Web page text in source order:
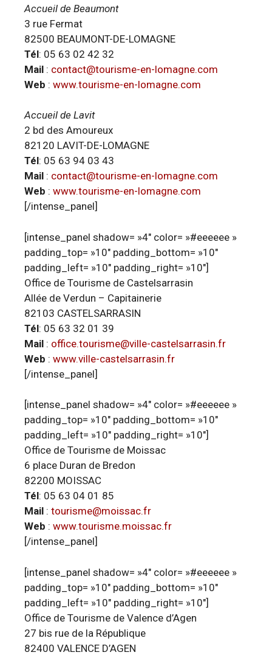
Accueil de Beaumont
3 rue Fermat
82500 BEAUMONT-DE-LOMAGNE
Tél: 05 63 02 42 32
Mail : contact@tourisme-en-lomagne.com
Web : www.tourisme-en-lomagne.com
Accueil de Lavit
2 bd des Amoureux
82120 LAVIT-DE-LOMAGNE
Tél: 05 63 94 03 43
Mail : contact@tourisme-en-lomagne.com
Web : www.tourisme-en-lomagne.com
[/intense_panel]
[intense_panel shadow= »4″ color= »#eeeeee »
padding_top= »10″ padding_bottom= »10″
padding_left= »10″ padding_right= »10″]
Office de Tourisme de Castelsarrasin
Allée de Verdun – Capitainerie
82103 CASTELSARRASIN
Tél: 05 63 32 01 39
Mail : office.tourisme@ville-castelsarrasin.fr
Web : www.ville-castelsarrasin.fr
[/intense_panel]
[intense_panel shadow= »4″ color= »#eeeeee »
padding_top= »10″ padding_bottom= »10″
padding_left= »10″ padding_right= »10″]
Office de Tourisme de Moissac
6 place Duran de Bredon
82200 MOISSAC
Tél: 05 63 04 01 85
Mail : tourisme@moissac.fr
Web : www.tourisme.moissac.fr
[/intense_panel]
[intense_panel shadow= »4″ color= »#eeeeee »
padding_top= »10″ padding_bottom= »10″
padding_left= »10″ padding_right= »10″]
Office de Tourisme de Valence d’Agen
27 bis rue de la République
82400 VALENCE D’AGEN